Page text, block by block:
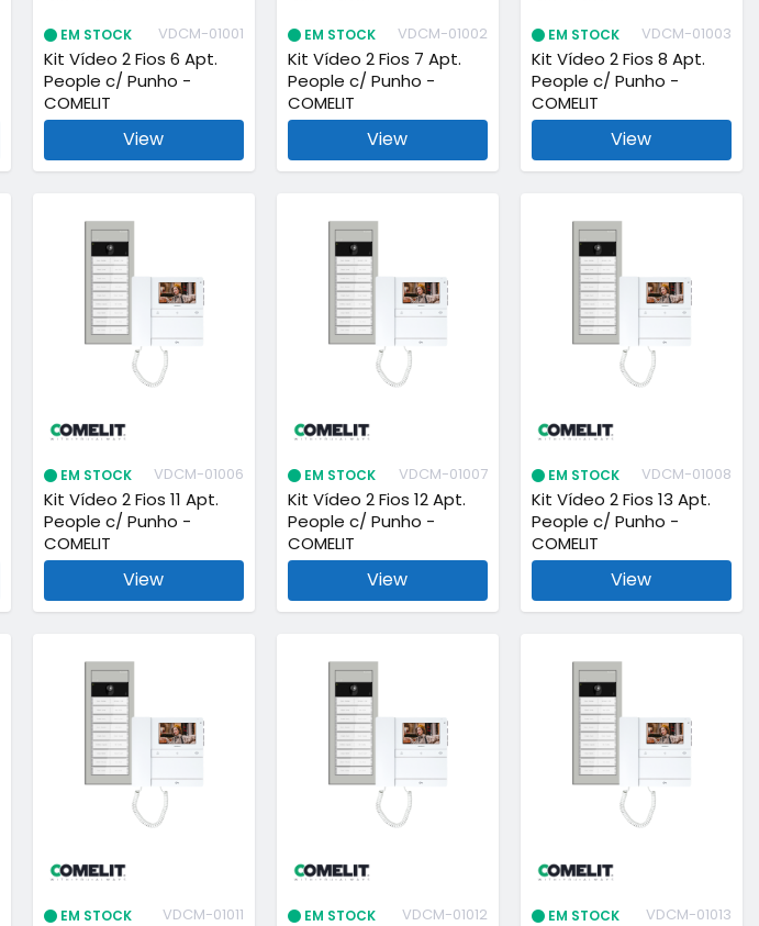
EM STOCK VDCM-01001
Kit Vídeo 2 Fios 6 Apt.
People c/ Punho -
COMELIT
View
EM STOCK VDCM-01002
Kit Vídeo 2 Fios 7 Apt.
People c/ Punho -
COMELIT
View
EM STOCK VDCM-01003
Kit Vídeo 2 Fios 8 Apt.
People c/ Punho -
COMELIT
View
EM STOCK VDCM-01006
Kit Vídeo 2 Fios 11 Apt.
People c/ Punho -
COMELIT
View
EM STOCK VDCM-01007
Kit Vídeo 2 Fios 12 Apt.
People c/ Punho -
COMELIT
View
EM STOCK VDCM-01008
Kit Vídeo 2 Fios 13 Apt.
People c/ Punho -
COMELIT
View
EM STOCK VDCM-01011 EM STOCK VDCM-01012 EM STOCK VDCM-01013